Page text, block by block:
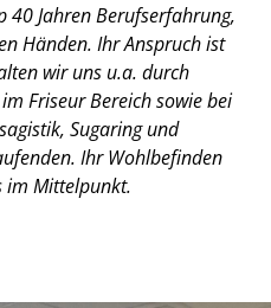
Jahren Berufserfahrung,
Händen. Ihr Anspruch ist
wir uns u.a. durch
Friseur Bereich sowie bei
Sugaring und
Ihr Wohlbefinden
im Mittelpunkt.